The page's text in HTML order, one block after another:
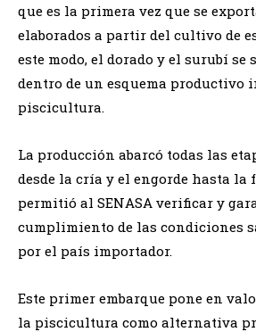
que es la primera vez que se
elaborados a partir del cultivo de
este modo, el dorado y el surubí se
dentro de un esquema productivo
piscicultura.
La producción abarcó todas las
desde la cría y el engorde hasta la
permitió al SENASA verificar y
cumplimiento de las condiciones
por el país importador.
Este primer embarque pone en
la piscicultura como alternativa